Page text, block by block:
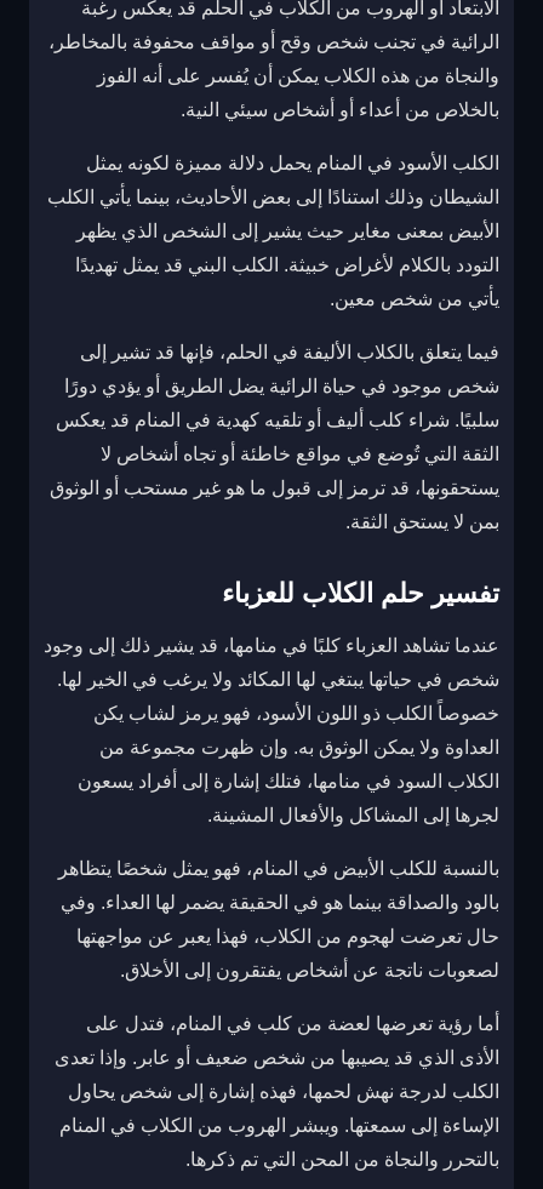
الابتعاد أو الهروب من الكلاب في الحلم قد يعكس رغبة
الرائية في تجنب شخص وقح أو مواقف محفوفة بالمخاطر،
والنجاة من هذه الكلاب يمكن أن يُفسر على أنه الفوز
بالخلاص من أعداء أو أشخاص سيئي النية.
الكلب الأسود في المنام يحمل دلالة مميزة لكونه يمثل
الشيطان وذلك استنادًا إلى بعض الأحاديث، بينما يأتي الكلب
الأبيض بمعنى مغاير حيث يشير إلى الشخص الذي يظهر
التودد بالكلام لأغراض خبيثة. الكلب البني قد يمثل تهديدًا
يأتي من شخص معين.
فيما يتعلق بالكلاب الأليفة في الحلم، فإنها قد تشير إلى
شخص موجود في حياة الرائية يضل الطريق أو يؤدي دورًا
سلبيًا. شراء كلب أليف أو تلقيه كهدية في المنام قد يعكس
الثقة التي تُوضع في مواقع خاطئة أو تجاه أشخاص لا
يستحقونها، قد ترمز إلى قبول ما هو غير مستحب أو الوثوق
بمن لا يستحق الثقة.
تفسير حلم الكلاب للعزباء
عندما تشاهد العزباء كلبًا في منامها، قد يشير ذلك إلى وجود
شخص في حياتها يبتغي لها المكائد ولا يرغب في الخير لها.
خصوصاً الكلب ذو اللون الأسود، فهو يرمز لشاب يكن
العداوة ولا يمكن الوثوق به. وإن ظهرت مجموعة من
الكلاب السود في منامها، فتلك إشارة إلى أفراد يسعون
لجرها إلى المشاكل والأفعال المشينة.
بالنسبة للكلب الأبيض في المنام، فهو يمثل شخصًا يتظاهر
بالود والصداقة بينما هو في الحقيقة يضمر لها العداء. وفي
حال تعرضت لهجوم من الكلاب، فهذا يعبر عن مواجهتها
لصعوبات ناتجة عن أشخاص يفتقرون إلى الأخلاق.
أما رؤية تعرضها لعضة من كلب في المنام، فتدل على
الأذى الذي قد يصيبها من شخص ضعيف أو عابر. وإذا تعدى
الكلب لدرجة نهش لحمها، فهذه إشارة إلى شخص يحاول
الإساءة إلى سمعتها. ويبشر الهروب من الكلاب في المنام
بالتحرر والنجاة من المحن التي تم ذكرها.